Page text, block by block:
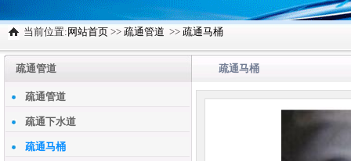
当前位置: 网站首页 >> 疏通管道 >> 疏通马桶
疏通管道
疏通管道
疏通下水道
疏通马桶
疏通马桶